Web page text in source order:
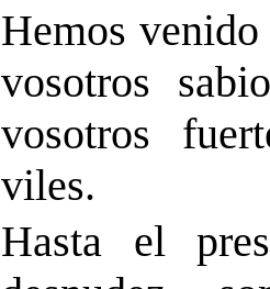
Hemos
vosotros
vosotros
viles.
Hasta el